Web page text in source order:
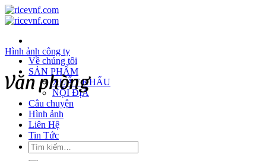
Chuyển
đến
dung
Về chúng tôi
SẢN PHẨM
XUẤT KHẨU
NỘI ĐỊA
Câu chuyện
Hình ảnh
Liên Hệ
Tin Tức
Tìm
kiếm:
Hình ảnh công ty
Văn phòng